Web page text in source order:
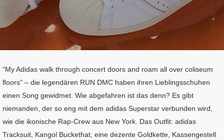
“My Adidas walk through concert doors and roam all over coliseum
ﬂoors” – die legendären RUN DMC haben ihren Lieblingsschuhen
einen Song gewidmet. Wie abgefahren ist das denn? Es gibt
niemanden, der so eng mit dem adidas Superstar verbunden wird,
wie die ikonische Rap-Crew aus New York. Das Outﬁt: adidas
Tracksuit, Kangol Buckethat, eine dezente Goldkette, Kassengestell